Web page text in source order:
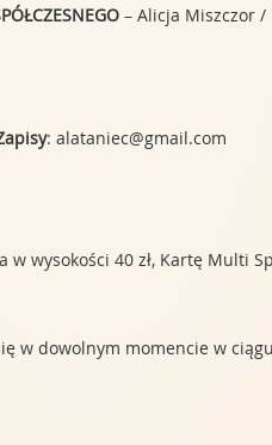
– Alicja Miszczor /
: alataniec@gmail.com
wysokości 40 zł, Kartę Multi
w dowolnym momencie w